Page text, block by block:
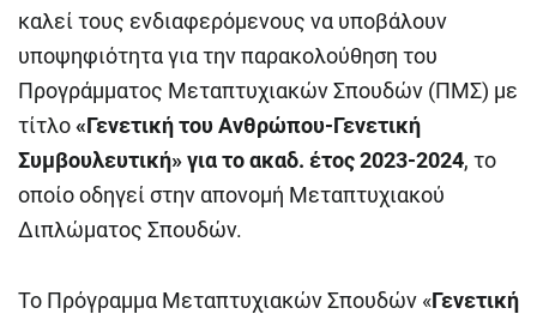
καλεί τους ενδιαφερόμενους να υποβάλουν
υποψηφιότητα για την παρακολούθηση του
Προγράμματος Μεταπτυχιακών Σπουδών (ΠΜΣ) με
τίτλο«Γενετική του Ανθρώπου-Γενετική
Συμβουλευτική» για το ακαδ. έτος 2023-2024, το
οποίο οδηγεί στην απονομή Μεταπτυχιακού
Διπλώματος Σπουδών.
Το Πρόγραμμα Μεταπτυχιακών Σπουδών «Γενετική